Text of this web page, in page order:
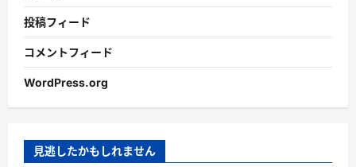
投稿フィード
コメントフィード
WordPress.org
見逃したかもしれません